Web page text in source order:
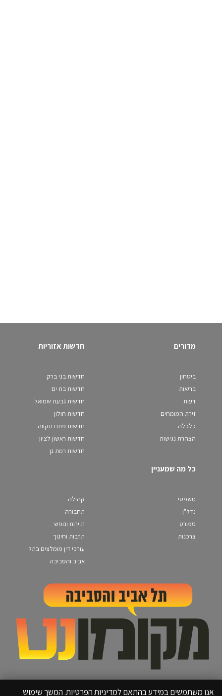
מדורים
ביטחון
בריאות
דעות
זירת המומחים
כלכלה
הצהרת נגישות
חדשות אזוריות
חדשות בני ברק
חדשות בת ים
חדשות גבעת שמואל
חדשות חולון
חדשות פתח תקווה
חדשות ראשון לציון
חדשות רמת גן
כל מה שמעניין
משפטי
נדל"ן
ספורט
צרכנות
קהילה
תחבורה
תיירות ונופש
תרבות וחינוך
עורכי דין מומלצים בתל
אביב והסביבה
אנו משתמשים במידע בהתאם למדיניות הפרטיות. המשך שימוש